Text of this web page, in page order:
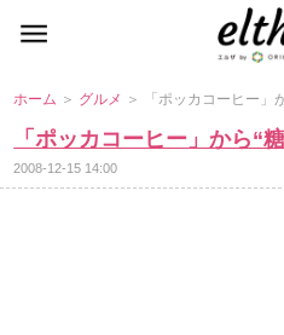
ホーム ＞ グルメ ＞ 「ポッカコーヒー」
「ポッカコーヒー」から“
2008-12-15 14:00